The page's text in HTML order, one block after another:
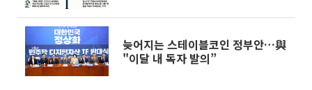
늦어지는 스테이블코인 정부안…與
"이달 내 독자 발의”